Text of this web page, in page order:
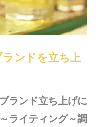
ンドを立ち上
ランド立ち上げに
ライティング～調